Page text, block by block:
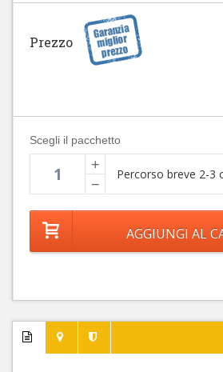
Prezzo
Scegli il pacchetto
+
−